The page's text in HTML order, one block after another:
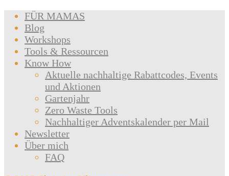
FÜR MAMAS
Blog
Workshops
Tools & Ressourcen
Know How
Aktuelle nachhaltige Rabattcodes, Events
und Aktionen
Gartenjahr
Zero Waste Tools
Nachhaltiger Adventskalender per Mail
Newsletter
Über mich
FAQ